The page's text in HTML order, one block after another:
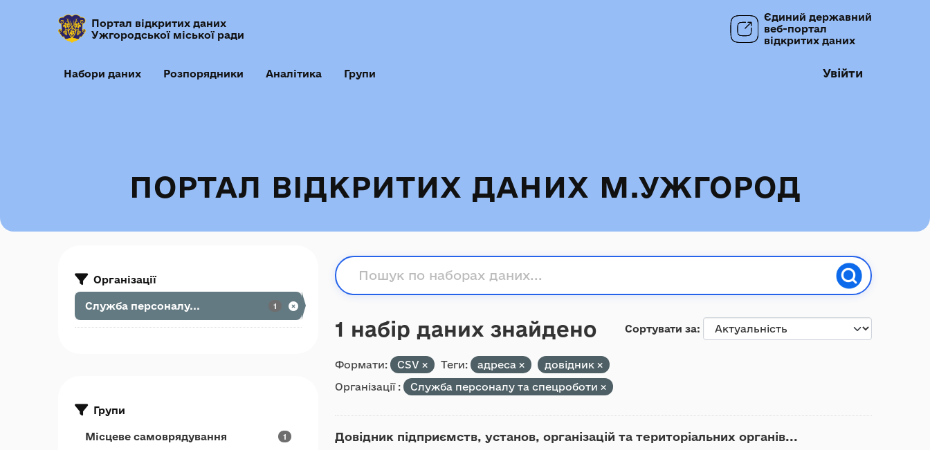
Портал відкритих даних
Ужгородської міської ради
Єдиний державний
веб-портал
відкритих даних
Набори даних Розпорядники Аналітика Групи Увійти
ПОРТАЛ ВІДКРИТИХ ДАНИХ М.УЖГОРОД
Організації
Служба персоналу... 1
Групи
Місцеве самоврядування 1
Сортувати за
1 набір даних знайдено
Формати: CSV Теги: адреса
довідник
Організації :
Служба персоналу та спецроботи
Довідник підприємств, установ, організацій та територіальних органів...